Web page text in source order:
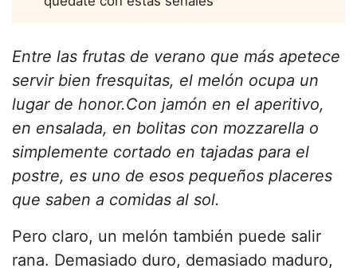
Entre las frutas de verano que más apetece
servir bien fresquitas, el melón ocupa un
lugar de honor.Con jamón en el aperitivo,
en ensalada, en bolitas con mozzarella o
simplemente cortado en tajadas para el
postre, es uno de esos pequeños placeres
que saben a comidas al sol.
Pero claro, un melón también puede salir
rana. Demasiado duro, demasiado maduro,